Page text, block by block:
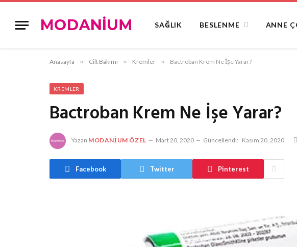
SAĞLIK BESLENME ANNE
Anasayfa » Cilt Bakımı » Kremler » Bactroban Krem Ne İşe Yarar?
KREMLER
Bactroban Krem Ne İşe Yarar?
Yazan MODANIUM ÖZEL Mart 20, 2020 Güncellendi: Kasım 20, 2020
Facebook Twitter Pinterest